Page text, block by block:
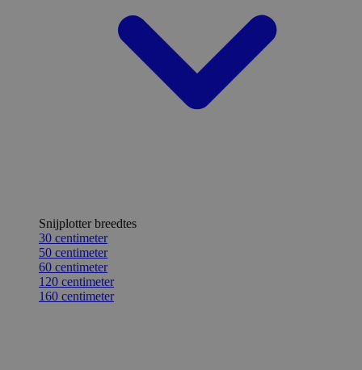
Snijplotter breedtes
30 centimeter
50 centimeter
60 centimeter
120 centimeter
160 centimeter